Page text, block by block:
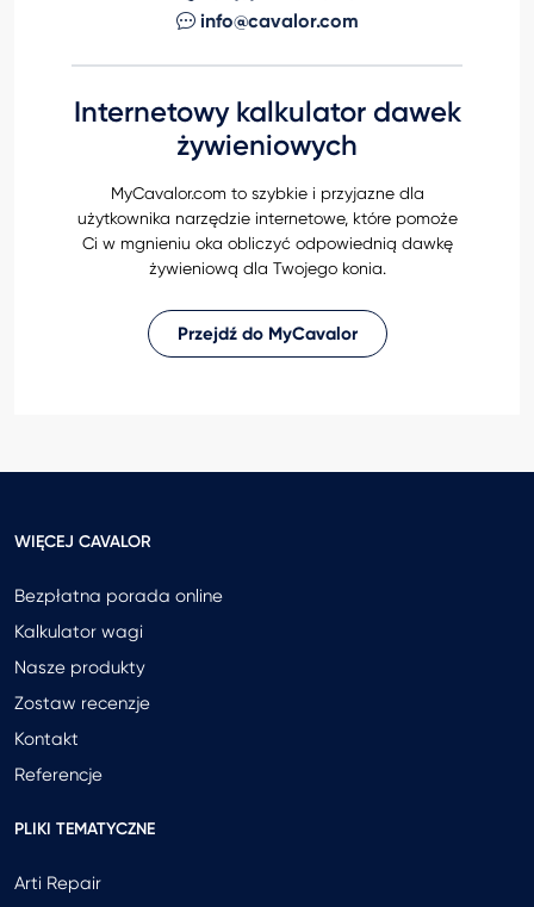
info@cavalor.com
Internetowy kalkulator dawek
żywieniowych
MyCavalor.com to szybkie i przyjazne dla
użytkownika narzędzie internetowe, które pomoże
Ci w mgnieniu oka obliczyć odpowiednią dawkę
żywieniową dla Twojego konia.
Przejdź do MyCavalor
WIĘCEJ CAVALOR
Bezpłatna porada online
Kalkulator wagi
Nasze produkty
Zostaw recenzje
Kontakt
Referencje
PLIKI TEMATYCZNE
Arti Repair